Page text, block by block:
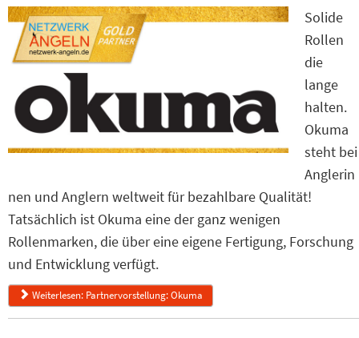
Solide
Rollen
die
lange
halten.
Okuma
steht bei
Anglerin
nen und Anglern weltweit für bezahlbare Qualität!
Tatsächlich ist Okuma eine der ganz wenigen
Rollenmarken, die über eine eigene Fertigung, Forschung
und Entwicklung verfügt.
Weiterlesen: Partnervorstellung: Okuma